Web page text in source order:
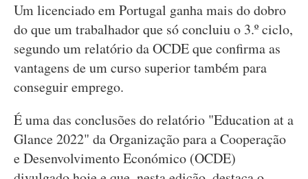
Um licenciado em Portugal ganha mais do dobro
do que um trabalhador que só concluiu o 3.º ciclo,
segundo um relatório da OCDE que confirma as
vantagens de um curso superior também para
conseguir emprego.
É uma das conclusões do relatório "Education at a
Glance 2022" da Organização para a Cooperação
e Desenvolvimento Económico (OCDE)